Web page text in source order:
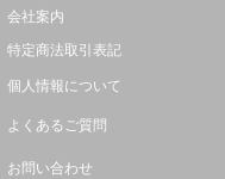
会社案内
特定商法取引表記
個人情報について
よくあるご質問
お問い合わせ